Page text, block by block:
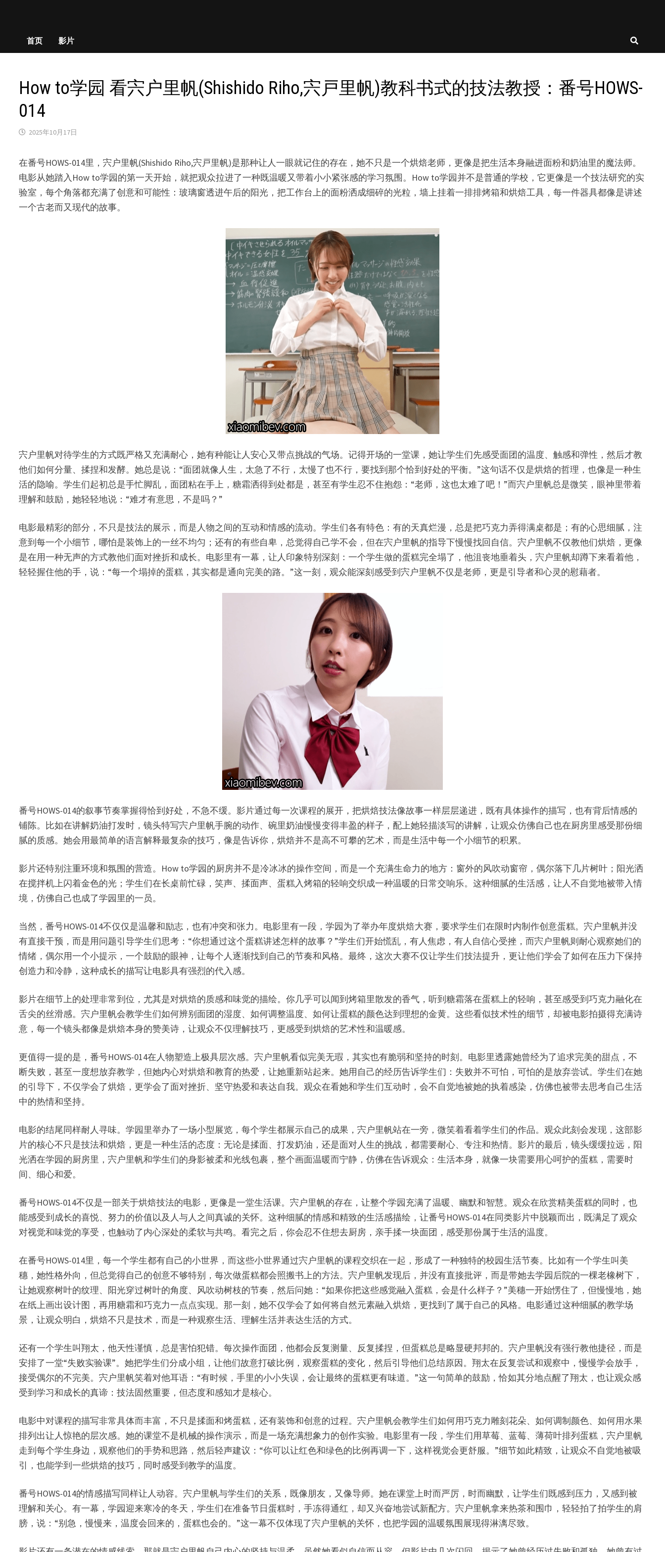
首页 影片
How to学园 看宍户里帆(Shishido Riho,宍戸里帆)教科书式的技法教授：番号HOWS-
014
2025年10月17日
在番号HOWS-014里，宍户里帆(Shishido Riho,宍戸里帆)是那种让人一眼就记住的存在，她不只是一个烘焙老师，更像是把生活本身融进面粉和奶油里的魔法师。
电影从她踏入How to学园的第一天开始，就把观众拉进了一种既温暖又带着小小紧张感的学习氛围。How to学园并不是普通的学校，它更像是一个技法研究的实
验室，每个角落都充满了创意和可能性：玻璃窗透进午后的阳光，把工作台上的面粉洒成细碎的光粒，墙上挂着一排排烤箱和烘焙工具，每一件器具都像是讲述
一个古老而又现代的故事。
宍户里帆对待学生的方式既严格又充满耐心，她有种能让人安心又带点挑战的气场。记得开场的一堂课，她让学生们先感受面团的温度、触感和弹性，然后才教
他们如何分量、揉捏和发酵。她总是说：“面团就像人生，太急了不行，太慢了也不行，要找到那个恰到好处的平衡。”这句话不仅是烘焙的哲理，也像是一种生
活的隐喻。学生们起初总是手忙脚乱，面团粘在手上，糖霜洒得到处都是，甚至有学生忍不住抱怨：“老师，这也太难了吧！”而宍户里帆总是微笑，眼神里带着
理解和鼓励，她轻轻地说：“难才有意思，不是吗？”
电影最精彩的部分，不只是技法的展示，而是人物之间的互动和情感的流动。学生们各有特色：有的天真烂漫，总是把巧克力弄得满桌都是；有的心思细腻，注
意到每一个小细节，哪怕是装饰上的一丝不均匀；还有的有些自卑，总觉得自己学不会，但在宍户里帆的指导下慢慢找回自信。宍户里帆不仅教他们烘焙，更像
是在用一种无声的方式教他们面对挫折和成长。电影里有一幕，让人印象特别深刻：一个学生做的蛋糕完全塌了，他沮丧地垂着头，宍户里帆却蹲下来看着他，
轻轻握住他的手，说：“每一个塌掉的蛋糕，其实都是通向完美的路。”这一刻，观众能深刻感受到宍户里帆不仅是老师，更是引导者和心灵的慰藉者。
番号HOWS-014的叙事节奏掌握得恰到好处，不急不缓。影片通过每一次课程的展开，把烘焙技法像故事一样层层递进，既有具体操作的描写，也有背后情感的
铺陈。比如在讲解奶油打发时，镜头特写宍户里帆手腕的动作、碗里奶油慢慢变得丰盈的样子，配上她轻描淡写的讲解，让观众仿佛自己也在厨房里感受那份细
腻的质感。她会用最简单的语言解释最复杂的技巧，像是告诉你，烘焙并不是高不可攀的艺术，而是生活中每一个小细节的积累。
影片还特别注重环境和氛围的营造。How to学园的厨房并不是冷冰冰的操作空间，而是一个充满生命力的地方：窗外的风吹动窗帘，偶尔落下几片树叶；阳光洒
在搅拌机上闪着金色的光；学生们在长桌前忙碌，笑声、揉面声、蛋糕入烤箱的轻响交织成一种温暖的日常交响乐。这种细腻的生活感，让人不自觉地被带入情
境，仿佛自己也成了学园里的一员。
当然，番号HOWS-014不仅仅是温馨和励志，也有冲突和张力。电影里有一段，学园为了举办年度烘焙大赛，要求学生们在限时内制作创意蛋糕。宍户里帆并没
有直接干预，而是用问题引导学生们思考：“你想通过这个蛋糕讲述怎样的故事？”学生们开始慌乱，有人焦虑，有人自信心受挫，而宍户里帆则耐心观察她们的
情绪，偶尔用一个小提示，一个鼓励的眼神，让每个人逐渐找到自己的节奏和风格。最终，这次大赛不仅让学生们技法提升，更让他们学会了如何在压力下保持
创造力和冷静，这种成长的描写让电影具有强烈的代入感。
影片在细节上的处理非常到位，尤其是对烘焙的质感和味觉的描绘。你几乎可以闻到烤箱里散发的香气，听到糖霜落在蛋糕上的轻响，甚至感受到巧克力融化在
舌尖的丝滑感。宍户里帆会教学生们如何辨别面团的湿度、如何调整温度、如何让蛋糕的颜色达到理想的金黄。这些看似技术性的细节，却被电影拍摄得充满诗
意，每一个镜头都像是烘焙本身的赞美诗，让观众不仅理解技巧，更感受到烘焙的艺术性和温暖感。
更值得一提的是，番号HOWS-014在人物塑造上极具层次感。宍户里帆看似完美无瑕，其实也有脆弱和坚持的时刻。电影里透露她曾经为了追求完美的甜点，不
断失败，甚至一度想放弃教学，但她内心对烘焙和教育的热爱，让她重新站起来。她用自己的经历告诉学生们：失败并不可怕，可怕的是放弃尝试。学生们在她
的引导下，不仅学会了烘焙，更学会了面对挫折、坚守热爱和表达自我。观众在看她和学生们互动时，会不自觉地被她的执着感染，仿佛也被带去思考自己生活
中的热情和坚持。
电影的结尾同样耐人寻味。学园里举办了一场小型展览，每个学生都展示自己的成果，宍户里帆站在一旁，微笑着看着学生们的作品。观众此刻会发现，这部影
片的核心不只是技法和烘焙，更是一种生活的态度：无论是揉面、打发奶油，还是面对人生的挑战，都需要耐心、专注和热情。影片的最后，镜头缓缓拉远，阳
光洒在学园的厨房里，宍户里帆和学生们的身影被柔和光线包裹，整个画面温暖而宁静，仿佛在告诉观众：生活本身，就像一块需要用心呵护的蛋糕，需要时
间、细心和爱。
番号HOWS-014不仅是一部关于烘焙技法的电影，更像是一堂生活课。宍户里帆的存在，让整个学园充满了温暖、幽默和智慧。观众在欣赏精美蛋糕的同时，也
能感受到成长的喜悦、努力的价值以及人与人之间真诚的关怀。这种细腻的情感和精致的生活感描绘，让番号HOWS-014在同类影片中脱颖而出，既满足了观众
对视觉和味觉的享受，也触动了内心深处的柔软与共鸣。看完之后，你会忍不住想去厨房，亲手揉一块面团，感受那份属于生活的温度。
在番号HOWS-014里，每一个学生都有自己的小世界，而这些小世界通过宍户里帆的课程交织在一起，形成了一种独特的校园生活节奏。比如有一个学生叫美
穗，她性格外向，但总觉得自己的创意不够特别，每次做蛋糕都会照搬书上的方法。宍户里帆发现后，并没有直接批评，而是带她去学园后院的一棵老橡树下，
让她观察树叶的纹理、阳光穿过树叶的角度、风吹动树枝的节奏，然后问她：“如果你把这些感觉融入蛋糕，会是什么样子？”美穗一开始愣住了，但慢慢地，她
在纸上画出设计图，再用糖霜和巧克力一点点实现。那一刻，她不仅学会了如何将自然元素融入烘焙，更找到了属于自己的风格。电影通过这种细腻的教学场
景，让观众明白，烘焙不只是技术，而是一种观察生活、理解生活并表达生活的方式。
还有一个学生叫翔太，他天性谨慎，总是害怕犯错。每次操作面团，他都会反复测量、反复揉捏，但蛋糕总是略显硬邦邦的。宍户里帆没有强行教他捷径，而是
安排了一堂“失败实验课”。她把学生们分成小组，让他们故意打破比例，观察蛋糕的变化，然后引导他们总结原因。翔太在反复尝试和观察中，慢慢学会放手，
接受偶尔的不完美。宍户里帆笑着对他耳语：“有时候，手里的小小失误，会让最终的蛋糕更有味道。”这一句简单的鼓励，恰如其分地点醒了翔太，也让观众感
受到学习和成长的真谛：技法固然重要，但态度和感知才是核心。
电影中对课程的描写非常具体而丰富，不只是揉面和烤蛋糕，还有装饰和创意的过程。宍户里帆会教学生们如何用巧克力雕刻花朵、如何调制颜色、如何用水果
排列出让人惊艳的层次感。她的课堂不是机械的操作演示，而是一场充满想象力的创作实验。电影里有一段，学生们用草莓、蓝莓、薄荷叶排列蛋糕，宍户里帆
走到每个学生身边，观察他们的手势和思路，然后轻声建议：“你可以让红色和绿色的比例再调一下，这样视觉会更舒服。”细节如此精致，让观众不自觉地被吸
引，也能学到一些烘焙的技巧，同时感受到教学的温度。
番号HOWS-014的情感描写同样让人动容。宍户里帆与学生们的关系，既像朋友，又像导师。她在课堂上时而严厉，时而幽默，让学生们既感到压力，又感到被
理解和关心。有一幕，学园迎来寒冷的冬天，学生们在准备节日蛋糕时，手冻得通红，却又兴奋地尝试新配方。宍户里帆拿来热茶和围巾，轻轻拍了拍学生的肩
膀，说：“别急，慢慢来，温度会回来的，蛋糕也会的。”这一幕不仅体现了宍户里帆的关怀，也把学园的温暖氛围展现得淋漓尽致。